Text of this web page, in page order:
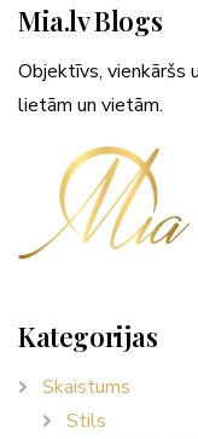
Mia.lv Blogs
Objektīvs, vienkāršs
lietām un vietām.
Kategorijas
Skaistums
Stils